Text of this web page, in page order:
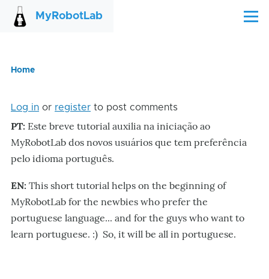
Skip to main content
MyRobotLab Menu
Home
Log in or register to post comments
PT: Este breve tutorial auxilia na iniciação ao
MyRobotLab dos novos usuários que tem preferência
pelo idioma português.
EN: This short tutorial helps on the beginning of
MyRobotLab for the newbies who prefer the
portuguese language... and for the guys who want to
learn portuguese. :) So, it will be all in portuguese.